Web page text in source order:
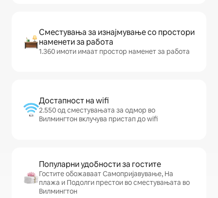
Сместувања за изнајмување со простори
наменети за работа
1.360 имоти имаат простор наменет за работа
Достапност на wifi
2.550 од сместувањата за одмор во
Вилмингтон вклучува пристап до wifi
Популарни удобности за гостите
Гостите обожаваат Самопријавување, На
плажа и Подолги престои во сместувањата во
Вилмингтон